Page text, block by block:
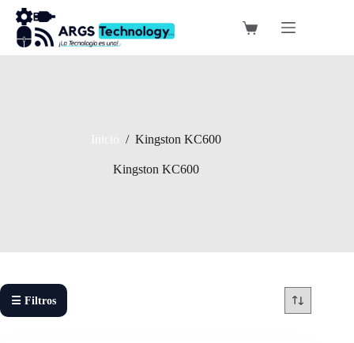
Saltar
contenido
Carro
/ Kingston KC600
Kingston KC600
☰ Filtros